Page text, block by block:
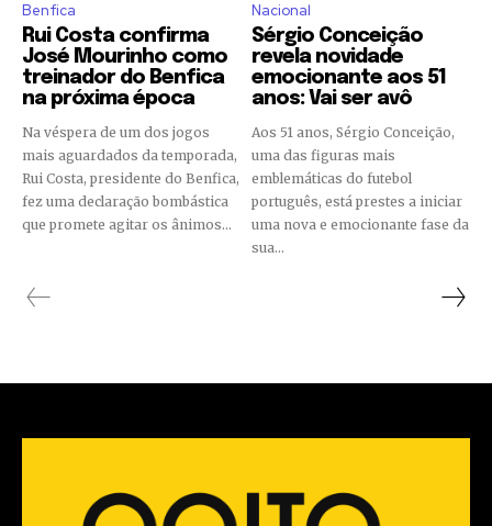
Benfica
Rui Costa confirma
José Mourinho como
treinador do Benfica
na próxima época
Na véspera de um dos jogos
mais aguardados da temporada,
Rui Costa, presidente do Benfica,
fez uma declaração bombástica
que promete agitar os ânimos...
Nacional
Sérgio Conceição
revela novidade
emocionante aos 51
anos: Vai ser avô
Aos 51 anos, Sérgio Conceição,
uma das figuras mais
emblemáticas do futebol
português, está prestes a iniciar
uma nova e emocionante fase da
sua...